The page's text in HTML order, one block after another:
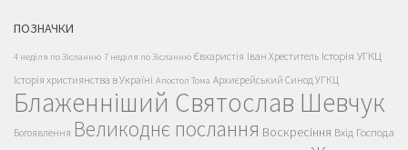
ПОЗНАЧКИ
4 неділя по Зісланню 7 неділя по Зісланню Євхаристія Іван Хреститель Історія УГКЦ
Історія християнства в Україні Апостол Тома Архиєрейський Синод УГКЦ
Блаженніший Святослав Шевчук
Богоявлення Великоднє послання Воскресіння Вхід Господа